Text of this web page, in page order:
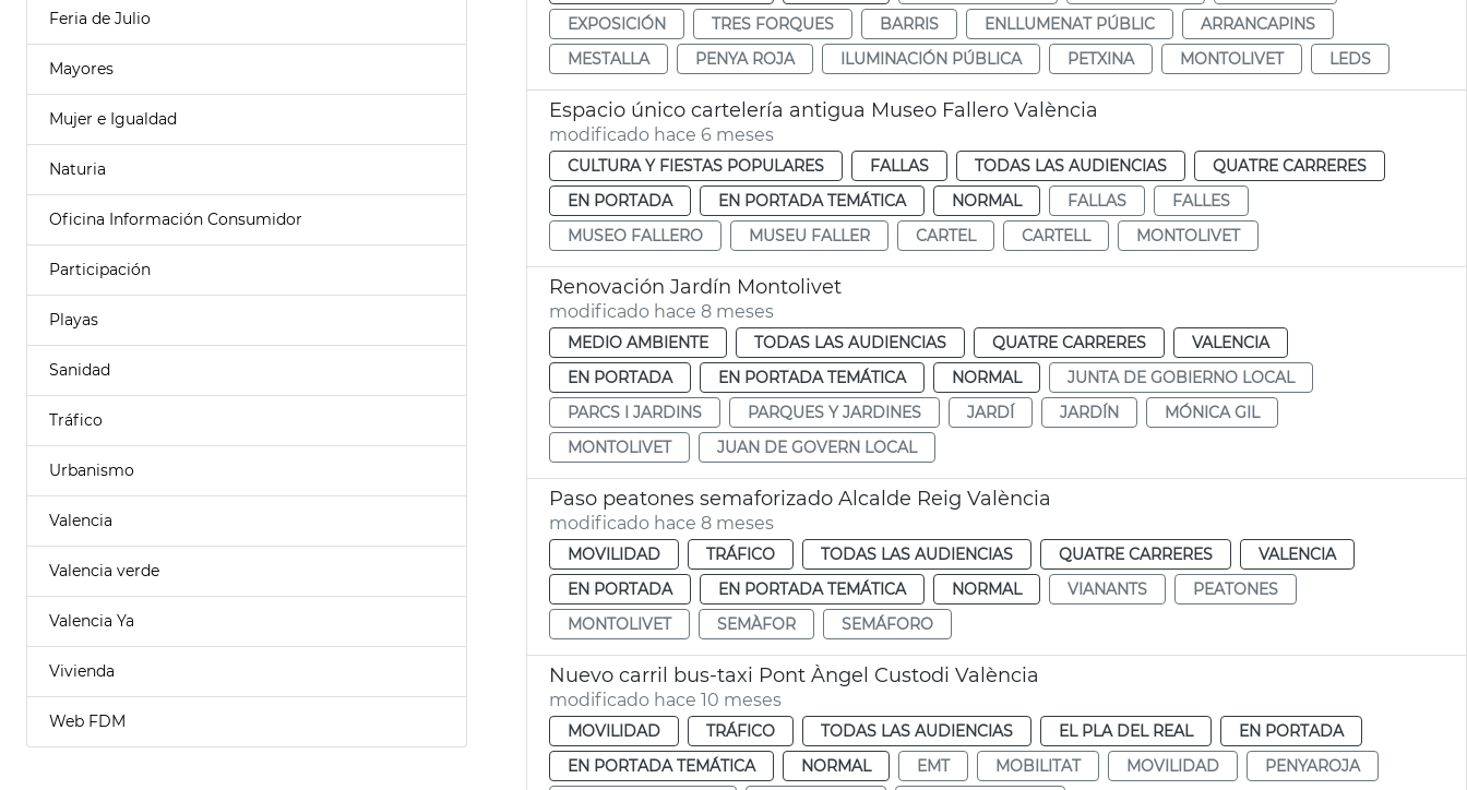
Feria de Julio
Mayores
Mujer e Igualdad
Naturia
Oficina Información Consumidor
Participación
Playas
Sanidad
Tráfico
Urbanismo
Valencia
Valencia verde
Valencia Ya
Vivienda
Web FDM
EXPOSICIÓN
TRES FORQUES BARRIS ENLLUMENAT PÚBLIC
ARRANCAPINS
MESTALLA
PENYA ROJA ILUMINACIÓN PÚBLICA PETXINA MONTOLIVET LEDS
Espacio único cartelería antigua Museo Fallero València
modificado hace 6 meses
CULTURA Y FIESTAS POPULARES FALLAS TODAS LAS AUDIENCIAS
QUATRE CARRERES
EN PORTADA
EN PORTADA TEMÁTICA NORMAL FALLAS
FALLES
MUSEO FALLERO
MUSEU FALLER CARTEL CARTELL MONTOLIVET
Renovación Jardín Montolivet
modificado hace 8 meses
MEDIO AMBIENTE TODAS LAS AUDIENCIAS QUATRE CARRERES
VALENCIA
EN PORTADA
EN PORTADA TEMÁTICA NORMAL
JUNTA DE GOBIERNO LOCAL
PARCS I JARDINS
PARQUES Y JARDINES JARDÍ JARDÍN
MÓNICA GIL
MONTOLIVET
JUAN DE GOVERN LOCAL
Paso peatones semaforizado Alcalde Reig València
modificado hace 8 meses
MOVILIDAD TRÁFICO TODAS LAS AUDIENCIAS QUATRE CARRERES
VALENCIA
EN PORTADA
EN PORTADA TEMÁTICA NORMAL VIANANTS
PEATONES
MONTOLIVET
SEMÀFOR SEMÁFORO
Nuevo carril bus-taxi Pont Àngel Custodi València
modificado hace 10 meses
MOVILIDAD TRÁFICO TODAS LAS AUDIENCIAS EL PLA DEL REAL
EN PORTADA
EN PORTADA TEMÁTICA
NORMAL EMT MOBILITAT MOVILIDAD
PENYAROJA